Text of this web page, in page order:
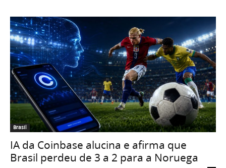
Brasil
IA da Coinbase alucina e afirma que
Brasil perdeu de 3 a 2 para a Noruega